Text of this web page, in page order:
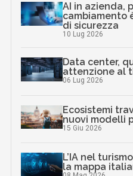
AI in azienda,
cambiamento
di sicurezza
10 Lug 2026
Data center,
attenzione al
06 Lug 2026
Ecosistemi
nuovi modelli
15 Giu 2026
L’IA nel
la mappa